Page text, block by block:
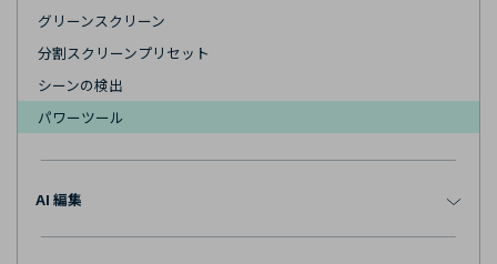
グリーンスクリーン
分割スクリーンプリセット
シーンの検出
パワーツール
AI 編集